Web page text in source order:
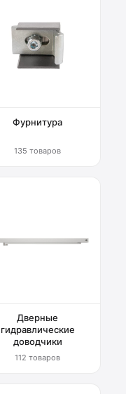
Фурнитура
135 товаров
Дверные
гидравлические
доводчики
112 товаров